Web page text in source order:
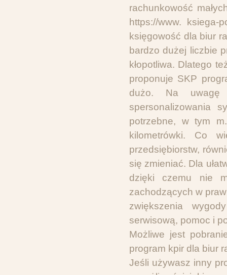
rachunkowość
https://www. ksiega-
księgowość dla biur
bardzo dużej liczbie
kłopotliwa. Dlatego
proponuje SKP
dużo. Na uwagę
spersonalizowania
potrzebne, w tym
kilometrówki. Co
przedsiębiorstw,
się zmieniać. Dla
dzięki czemu nie
zachodzących w
zwiększenia
serwisową, pomoc i
Możliwe jest
program kpir dla biur
Jeśli używasz inny